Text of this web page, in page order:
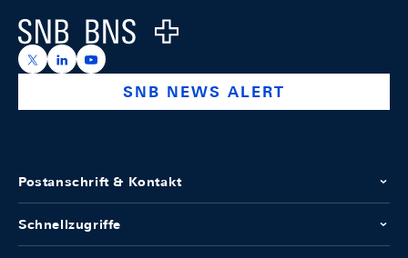
Logo
https://x.com/snb_bns
https://ch.linkedin.com/company/swiss-national-
https://www.youtube.com/@swissnationalbank
SNB NEWS ALERT
Postanschrift & Kontakt
Schnellzugriffe